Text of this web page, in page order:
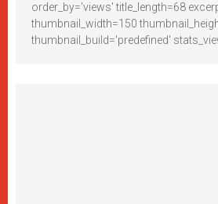
order_by='views' title_length=68
thumbnail_width=150
thumbnail_build='predefined'